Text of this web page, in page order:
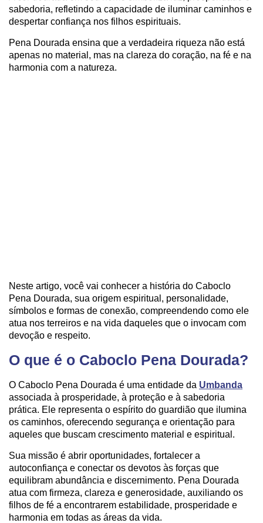
sabedoria, refletindo a capacidade de iluminar caminhos e
despertar confiança nos filhos espirituais.
Pena Dourada ensina que a verdadeira riqueza não está
apenas no material, mas na clareza do coração, na fé e na
harmonia com a natureza.
Neste artigo, você vai conhecer a história do Caboclo
Pena Dourada, sua origem espiritual, personalidade,
símbolos e formas de conexão, compreendendo como ele
atua nos terreiros e na vida daqueles que o invocam com
devoção e respeito.
O que é o Caboclo Pena Dourada?
O Caboclo Pena Dourada é uma entidade da Umbanda
associada à prosperidade, à proteção e à sabedoria
prática. Ele representa o espírito do guardião que ilumina
os caminhos, oferecendo segurança e orientação para
aqueles que buscam crescimento material e espiritual.
Sua missão é abrir oportunidades, fortalecer a
autoconfiança e conectar os devotos às forças que
equilibram abundância e discernimento. Pena Dourada
atua com firmeza, clareza e generosidade, auxiliando os
filhos de fé a encontrarem estabilidade, prosperidade e
harmonia em todas as áreas da vida.